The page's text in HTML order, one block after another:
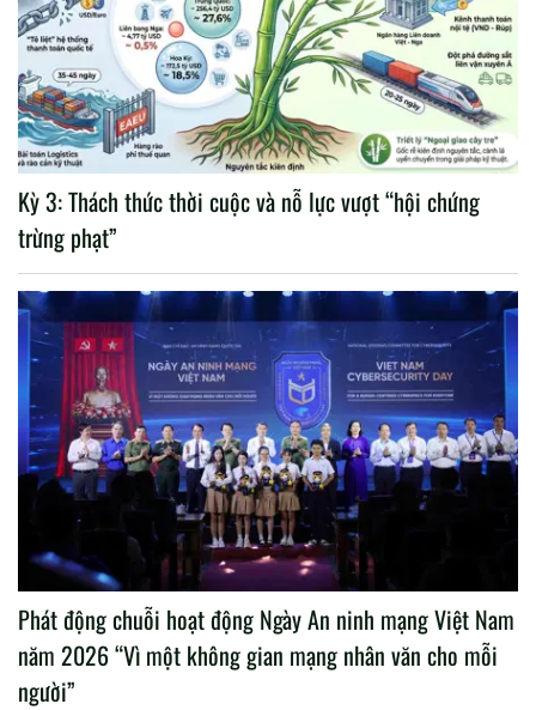
Kỳ 3: Thách thức thời cuộc và nỗ lực vượt “hội chứng
trừng phạt”
Phát động chuỗi hoạt động Ngày An ninh mạng Việt Nam
năm 2026 “Vì một không gian mạng nhân văn cho mỗi
người”